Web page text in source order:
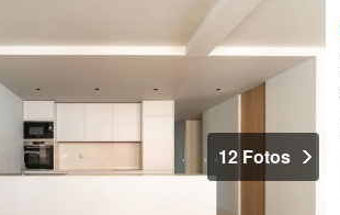
12 Fotos